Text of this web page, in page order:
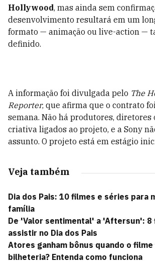
Hollywood, mas ainda sem
desenvolvimento resultará em um
formato — animação ou live-action —
definido.
A informação foi divulgada pelo The
Reporter, que afirma que o contrato
semana. Não há produtores, diretores
criativa ligados ao projeto, e a Sony
assunto. O projeto está em estágio
Veja também
Dia dos Pais: 10 filmes e séries para
família
De 'Valor sentimental' a 'Aftersun': 8
assistir no Dia dos Pais
Atores ganham bônus quando o filme
bilheteria? Entenda como funciona